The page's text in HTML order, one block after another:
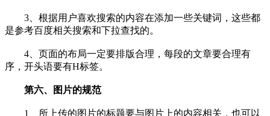
3、根据用户喜欢搜索的内容在添加一些关键词，这些都
是参考百度相关搜索和下拉查找的。
4、页面的布局一定要排版合理，每段的文章要合理有
序，开头语要有H标签。
第六、图片的规范
1、所上传的图片的标题要与图片上的内容相关，也可以